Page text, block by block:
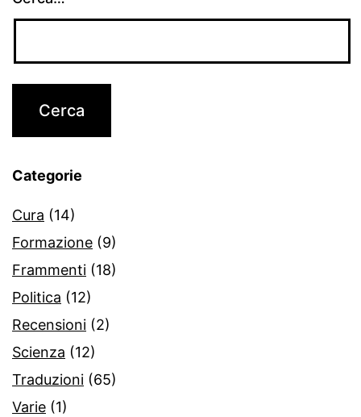
Categorie
Cura (14)
Formazione (9)
Frammenti (18)
Politica (12)
Recensioni (2)
Scienza (12)
Traduzioni (65)
Varie (1)